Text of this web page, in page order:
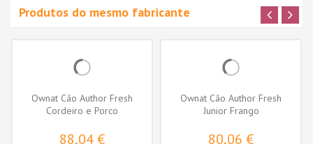
Produtos do mesmo fabricante
Ownat Cão Author Fresh
Cordeiro e Porco
88,04 €
Ownat Cão Author Fresh
Junior Frango
80,06 €